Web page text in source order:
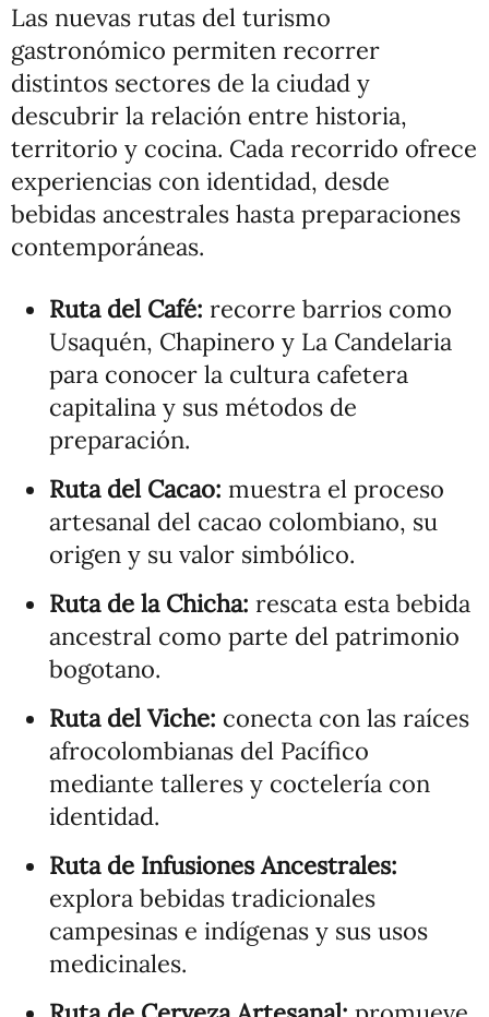
Las nuevas rutas del turismo
gastronómico permiten recorrer
distintos sectores de la ciudad y
descubrir la relación entre historia,
territorio y cocina. Cada recorrido ofrece
experiencias con identidad, desde
bebidas ancestrales hasta preparaciones
contemporáneas.
Ruta del Café: recorre barrios como
Usaquén, Chapinero y La Candelaria
para conocer la cultura cafetera
capitalina y sus métodos de
preparación.
Ruta del Cacao: muestra el proceso
artesanal del cacao colombiano, su
origen y su valor simbólico.
Ruta de la Chicha: rescata esta bebida
ancestral como parte del patrimonio
bogotano.
Ruta del Viche: conecta con las raíces
afrocolombianas del Pacífico
mediante talleres y coctelería con
identidad.
Ruta de Infusiones Ancestrales:
explora bebidas tradicionales
campesinas e indígenas y sus usos
medicinales.